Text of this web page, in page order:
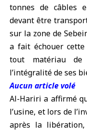
tonnes de câbles
devant être
sur la zone de
a fait échouer
tout matériau de
l’intégralité de ses
Aucun article volé
Al-Hariri a affirmé
l’usine, et lors de
après la